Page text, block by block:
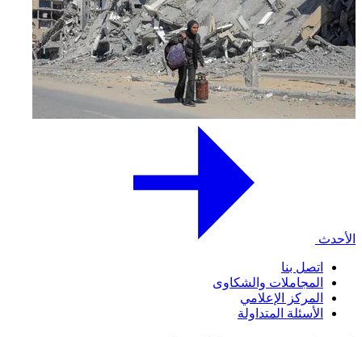
الأحدث
اتصل بنا
المجاملات والشكاوى
المركز الإعلامي
الأسئلة المتداولة